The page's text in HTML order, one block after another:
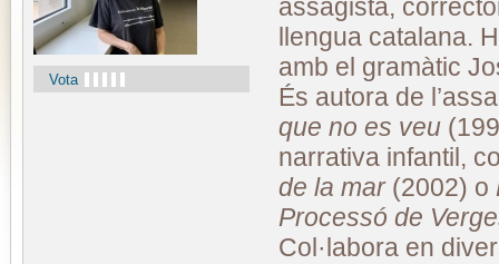
Vota
assagista,
llengua catalana.
amb el gramàtic
És autora de
que no es veu
narrativa infantil,
de la mar (2002) o
Processó de
Col·labora en